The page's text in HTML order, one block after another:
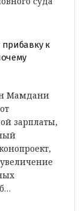
к
Мамдани
зарплаты,